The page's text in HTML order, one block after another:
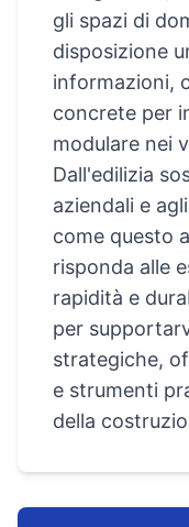
gli spazi di
disposizione
informazioni,
concrete per
modulare nei
Dall'edilizia
aziendali e
come questo
risponda alle
rapidità e
per
strategiche,
e strumenti
della